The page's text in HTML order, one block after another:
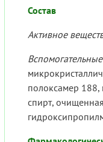
Состав
Активное
полоксамер 188,
спирт,